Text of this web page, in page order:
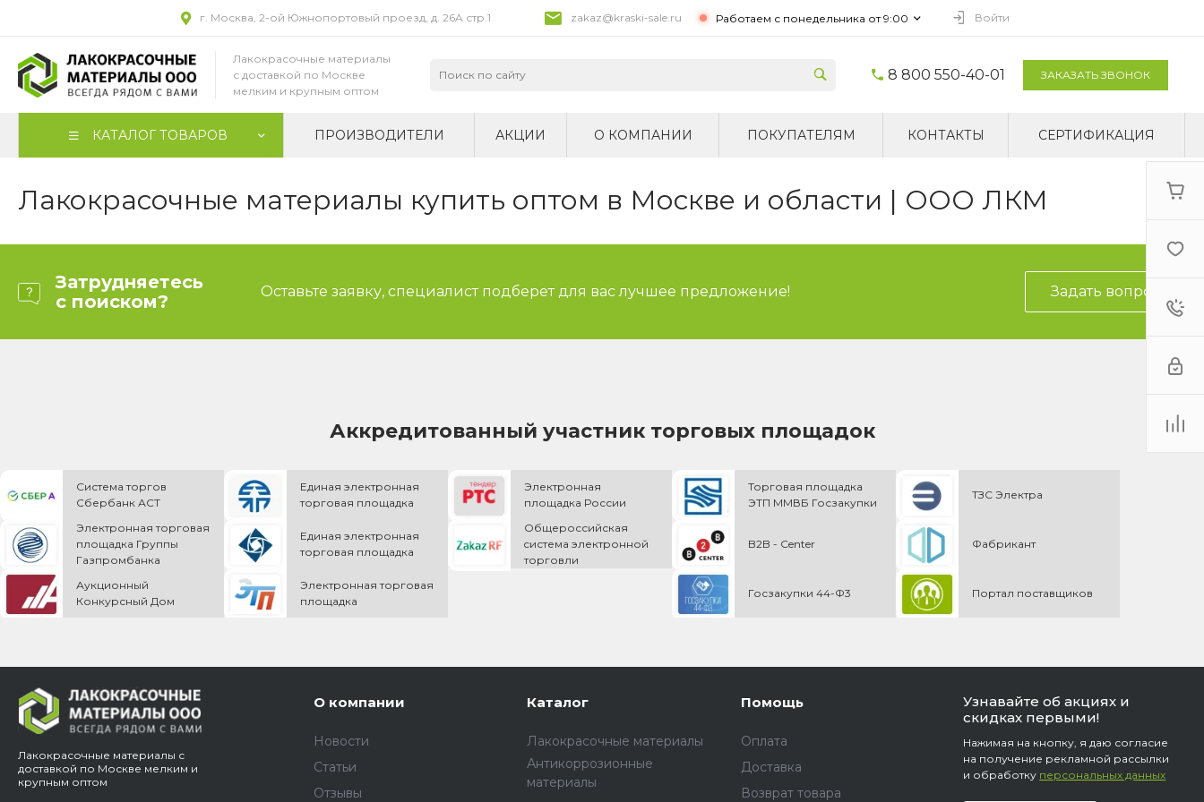
г. Москва, 2-ой Южнопортовый проезд, д. 26A стр.1 zakaz@kraski-sale.ru Работаем с понедельника от 9:00 Войти
Лакокрасочные материалы
с доставкой по Москве
мелким и крупным оптом
8 800 550-40-01 ЗАКАЗАТЬ ЗВОНОК
КАТАЛОГ ТОВАРОВ ПРОИЗВОДИТЕЛИ АКЦИИ О КОМПАНИИ ПОКУПАТЕЛЯМ КОНТАКТЫ СЕРТИФИКАЦИЯ
Лакокрасочные материалы купить оптом в Москве и области | ООО ЛКМ
Затрудняетесь
с поиском?
Оставьте заявку, специалист подберет для вас лучшее предложение! Задать вопрос
Аккредитованный участник торговых площадок
Система торгов
Сбербанк АСТ
Единая электронная
торговая площадка
Электронная
площадка России
Торговая площадка
ЭТП ММВБ Госзакупки
ТЗС Электра
Электронная торговая
площадка Группы
Газпромбанка
Единая электронная
торговая площадка
Общероссийская
cистема электронной
торговли
B2B - Center Фабрикант
Аукционный
Конкурсный Дом
Электронная торговая
площадка
Госзакупки 44-Ф3 Портал поставщиков
Лакокрасочные материалы с
доставкой по Москве мелким и
крупным оптом
О компании
Новости
Статьи
Отзывы
Каталог
Лакокрасочные материалы
Антикоррозионные
материалы
Помощь
Оплата
Доставка
Возврат товара
Узнавайте об акциях и
скидках первыми!
Нажимая на кнопку, я даю согласие
на получение рекламной рассылки
и обработку персональных данных